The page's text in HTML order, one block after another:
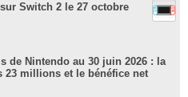
Switch 2 le 27 octobre
de Nintendo au 30 juin 2026 : la
23 millions et le bénéfice net